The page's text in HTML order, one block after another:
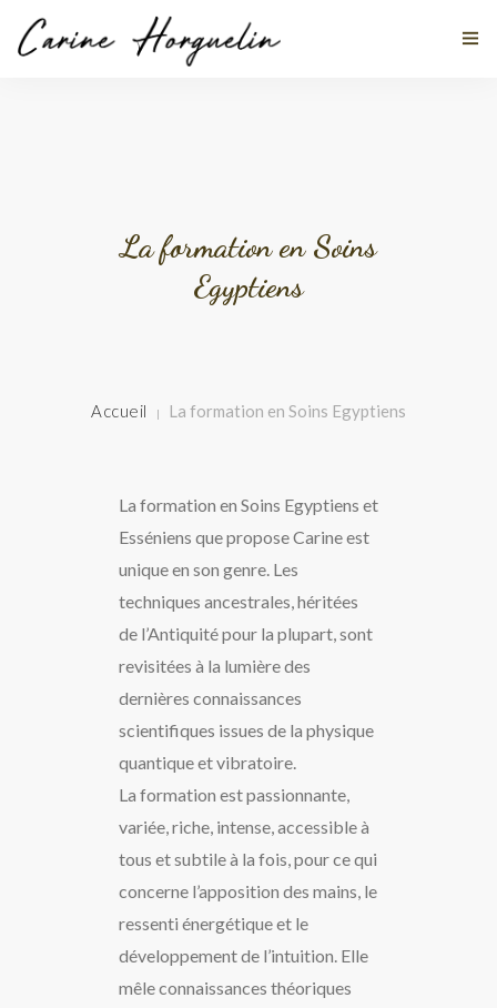
La formation en Soins
Egyptiens
Accueil La formation en Soins Egyptiens
La formation en Soins Egyptiens et
Esséniens que propose Carine est
unique en son genre. Les
techniques ancestrales, héritées
de l’Antiquité pour la plupart, sont
revisitées à la lumière des
dernières connaissances
scientifiques issues de la physique
quantique et vibratoire.
La formation est passionnante,
variée, riche, intense, accessible à
tous et subtile à la fois, pour ce qui
concerne l’apposition des mains, le
ressenti énergétique et le
développement de l’intuition. Elle
mêle connaissances théoriques